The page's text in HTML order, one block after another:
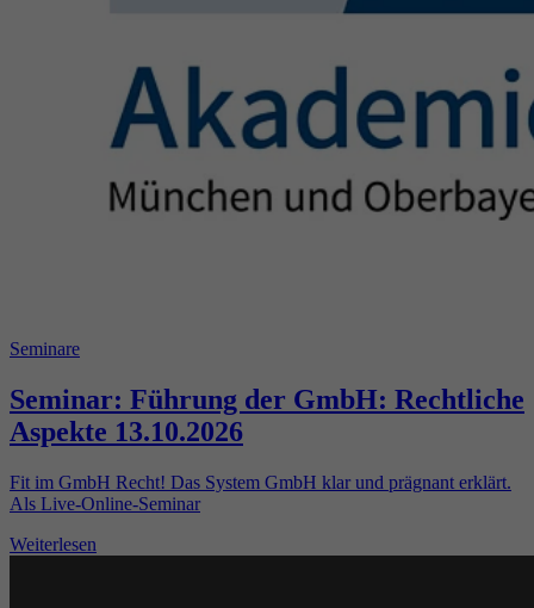
Seminare
Seminar: Führung der GmbH: Rechtliche
Aspekte 13.10.2026
Fit im GmbH Recht! Das System GmbH klar und prägnant erklärt.
Als Live-Online-Seminar
Weiterlesen